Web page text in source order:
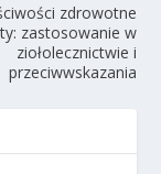
zdrowotne
zastosowanie w
ziołolecznictwie i
przeciwwskazania